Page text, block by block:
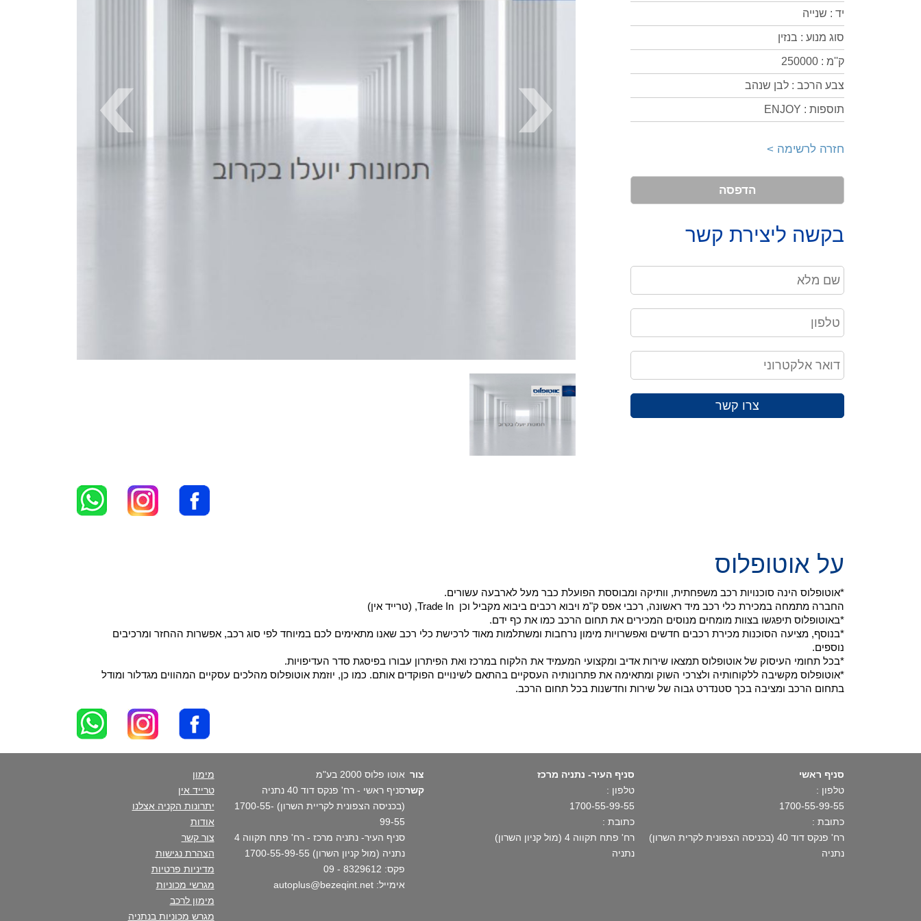
יד : שנייה
סוג מנוע : בנזין
ק''מ : 250000
צבע הרכב : לבן שנהב
תוספות : ENJOY
חזרה לרשימה >
הדפסה
בקשה ליצירת קשר
צרו קשר
על אוטופלוס
*אוטופלוס הינה סוכנויות רכב משפחתית, וותיקה ומבוססת הפועלת כבר מעל לארבעה עשורים.
החברה מתמחה במכירת כלי רכב מיד ראשונה, רכבי אפס ק"מ ויבוא רכבים ביבוא מקביל וכן Trade In, (טרייד אין)
*באוטופלוס תיפגשו בצוות מומחים מנוסים המכירים את תחום הרכב כמו את כף ידם.
*בנוסף, מציעה הסוכנות מכירת רכבים חדשים ואפשרויות מימון נרחבות ומשתלמות מאוד לרכישת כלי רכב שאנו מתאימים לכם במיוחד לפי סוג רכב, אפשרות ההחזר ומרכיבים
נוספים.
*בכל תחומי העיסוק של אוטופלוס תמצאו שירות אדיב ומקצועי המעמיד את הלקוח במרכז ואת הפיתרון עבורו בפיסגת סדר העדיפויות.
*אוטופלוס מקשיבה ללקוחותיה ולצרכי השוק ומתאימה את פתרונותיה העסקיים בהתאם לשינויים הפוקדים אותם. כמו כן, יוזמת אוטופלוס מהלכים עסקיים המהווים מגדלור ומודל
בתחום הרכב ומציבה בכך סטנדרט גבוה של שירות וחדשנות בכל תחום הרכב.
סניף ראשי
טלפון :
1700-55-99-55
כתובת :
רח' פנקס דוד 40 (בכניסה הצפונית לקרית השרון)
נתניה
סניף העיר- נתניה מרכז
טלפון :
1700-55-99-55
כתובת :
רח' פתח תקווה 4 (מול קניון השרון)
נתניה
צור
קשר
אוטו פלוס 2000 בע"מ
סניף ראשי - רח' פנקס דוד 40 נתניה
(בכניסה הצפונית לקריית השרון) 1700-55-
99-55
סניף העיר- נתניה מרכז - רח' פתח תקווה 4
נתניה (מול קניון השרון) 1700-55-99-55
פקס: 8329612 - 09
אימייל: autoplus@bezeqint.net
מימון
טרייד אין
יתרונות הקניה אצלנו
אודות
צור קשר
הצהרת נגישות
מדיניות פרטיות
מגרשי מכוניות
מימון לרכב
מגרש מכוניות בנתניה